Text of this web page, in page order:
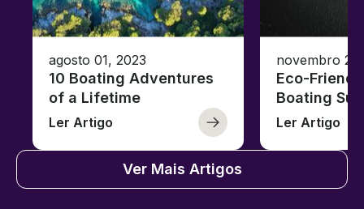
agosto 01, 2023
10 Boating Adventures
of a Lifetime
Ler Artigo
novembro
Eco-
Boating
Ler Artigo
Ver Mais Artigos